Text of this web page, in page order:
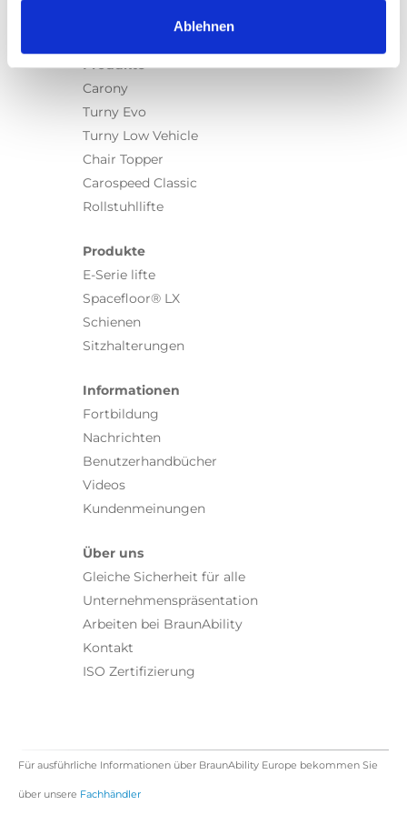
Ablehnen
Produkte
Carony
Turny Evo
Turny Low Vehicle
Chair Topper
Carospeed Classic
Rollstuhllifte
Produkte
E-Serie lifte
Spacefloor® LX
Schienen
Sitzhalterungen
Informationen
Fortbildung
Nachrichten
Benutzerhandbücher
Videos
Kundenmeinungen
Über uns
Gleiche Sicherheit für alle
Unternehmenspräsentation
Arbeiten bei BraunAbility
Kontakt
ISO Zertifizierung
Für ausführliche Informationen über BraunAbility Europe bekommen Sie
über unsere Fachhändler